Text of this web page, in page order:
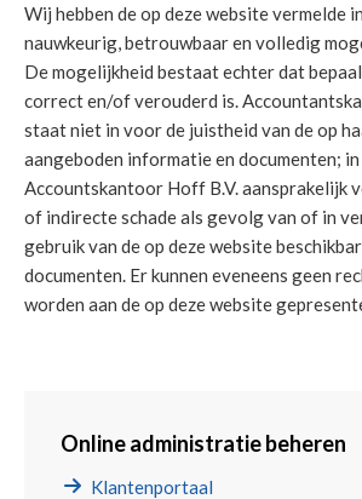
Wij hebben de op deze website vermelde
nauwkeurig, betrouwbaar en volledig
De mogelijkheid bestaat echter dat
correct en/of verouderd is.
staat niet in voor de juistheid van de op
aangeboden informatie en documenten;
Accountskantoor Hoff B.V. aansprakelijk
of indirecte schade als gevolg van of in
gebruik van de op deze website
documenten. Er kunnen eveneens geen
worden aan de op deze website
Online administratie beheren
Klantenportaal